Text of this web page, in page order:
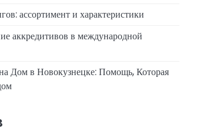
ассортимент и характеристики
аккредитивов в международной
Дом в Новокузнецке: Помощь, Которая